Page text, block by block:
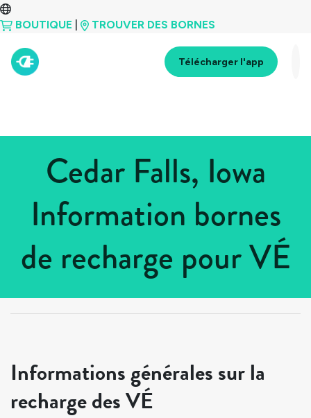
BOUTIQUE TROUVER DES BORNES
Télécharger l'app
Cedar Falls, Iowa
Information bornes
de recharge pour VÉ
États-Unis > Iowa
Informations générales sur la
recharge des VÉ